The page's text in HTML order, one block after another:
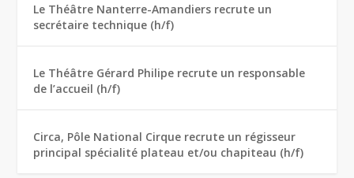
Le Théâtre Nanterre-Amandiers recrute un
secrétaire technique (h/f)
Le Théâtre Gérard Philipe recrute un responsable
de l’accueil (h/f)
Circa, Pôle National Cirque recrute un régisseur
principal spécialité plateau et/ou chapiteau (h/f)